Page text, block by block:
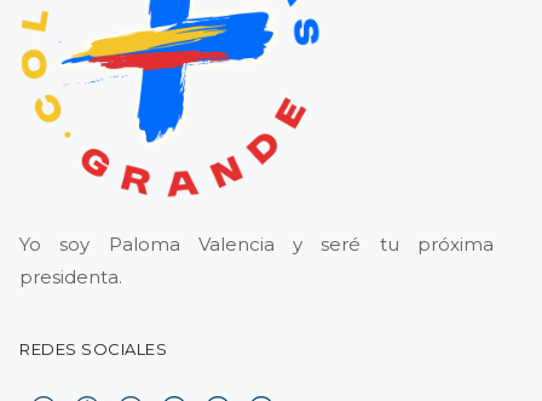
Yo soy Paloma Valencia y seré tu próxima
presidenta.
REDES SOCIALES